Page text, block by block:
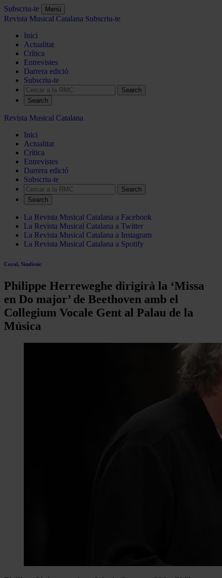
Subscriu-te Menú
Revista Musical Catalana Subscriu-te
Inici
Actualitat
Crítica
Entrevistes
Darrera edició
Subscriu-te
Search
Revista Musical Catalana
Inici
Actualitat
Crítica
Entrevistes
Darrera edició
Subscriu-te
Search
La Revista Musical Catalana a Facebook
La Revista Musical Catalana a Twitter
La Revista Musical Catalana a Instagram
La Revista Musical Catalana a Spotify
Coral, Simfònic
Philippe Herreweghe dirigirà la ‘Missa
en Do major’ de Beethoven amb el
Collegium Vocale Gent al Palau de la
Música